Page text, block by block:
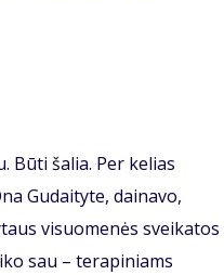
Būti šalia. Per kelias
Gudaityte, dainavo,
visuomenės sveikatos
sau – terapiniams